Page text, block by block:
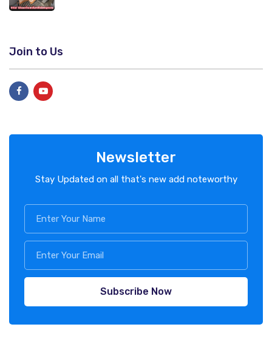
Join to Us
Newsletter
Stay Updated on all that's new add noteworthy
Subscribe Now